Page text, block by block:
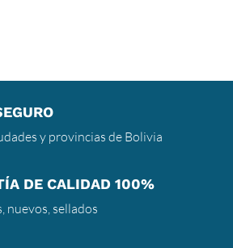
y provincias de Bolivia
DE CALIDAD 100%
nuevos, sellados